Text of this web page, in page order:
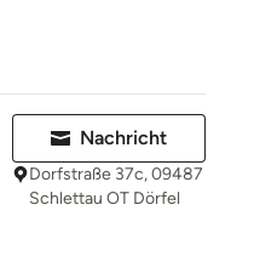
Nachricht
Dorfstraße 37c, 09487
Schlettau OT Dörfel